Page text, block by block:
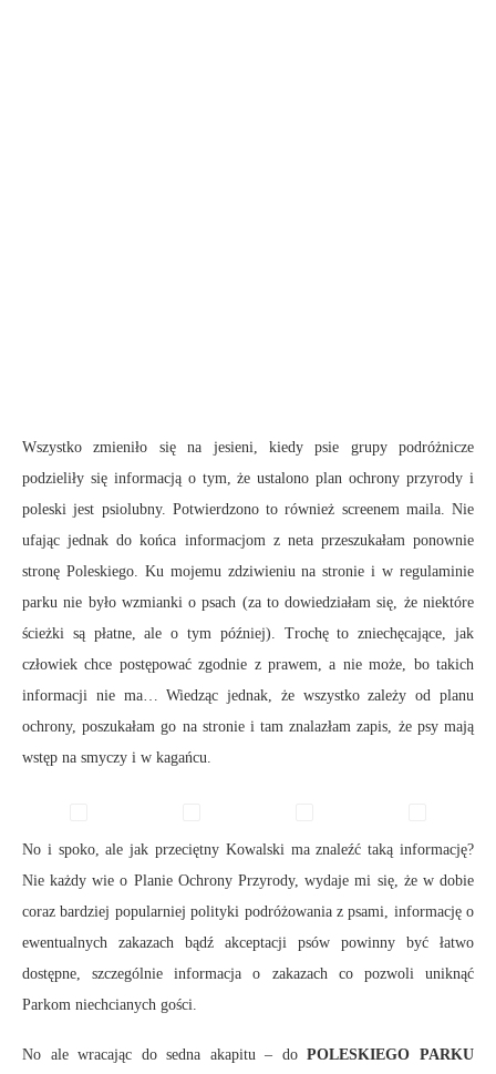
Wszystko zmieniło się na jesieni, kiedy psie grupy podróżnicze
podzieliły się informacją o tym, że ustalono plan ochrony przyrody i
poleski jest psiolubny. Potwierdzono to również screenem maila. Nie
ufając jednak do końca informacjom z neta przeszukałam ponownie
stronę Poleskiego. Ku mojemu zdziwieniu na stronie i w regulaminie
parku nie było wzmianki o psach (za to dowiedziałam się, że niektóre
ścieżki są płatne, ale o tym później). Trochę to zniechęcające, jak
człowiek chce postępować zgodnie z prawem, a nie może, bo takich
informacji nie ma… Wiedząc jednak, że wszystko zależy od planu
ochrony, poszukałam go na stronie i tam znalazłam zapis, że psy mają
wstęp na smyczy i w kagańcu.
No i spoko, ale jak przeciętny Kowalski ma znaleźć taką informację?
Nie każdy wie o Planie Ochrony Przyrody, wydaje mi się, że w dobie
coraz bardziej popularniej polityki podróżowania z psami, informację o
ewentualnych zakazach bądź akceptacji psów powinny być łatwo
dostępne, szczególnie informacja o zakazach co pozwoli uniknąć
Parkom niechcianych gości.
No ale wracając do sedna akapitu – doPOLESKIEGO PARKU